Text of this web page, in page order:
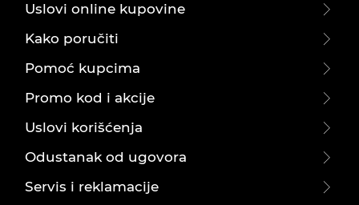
Uslovi online kupovine
Kako poručiti
Pomoć kupcima
Promo kod i akcije
Uslovi korišćenja
Odustanak od ugovora
Servis i reklamacije